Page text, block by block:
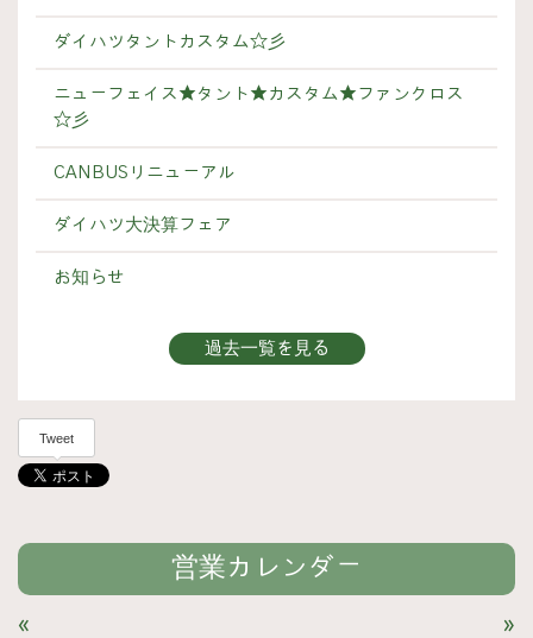
ダイハツタントカスタム☆彡
ニューフェイス★タント★カスタム★ファンクロス
☆彡
CANBUSリニューアル
ダイハツ大決算フェア
お知らせ
過去一覧を見る
Tweet
営業カレンダー
« »